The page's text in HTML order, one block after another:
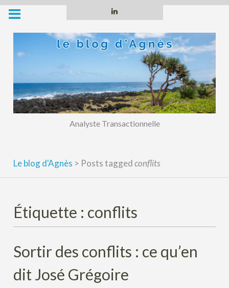
Skip
content
Analyste Transactionnelle
Le blog d'Agnès > Posts taggedconflits
Étiquette : conflits
Sortir des conflits : ce qu’en
dit José Grégoire